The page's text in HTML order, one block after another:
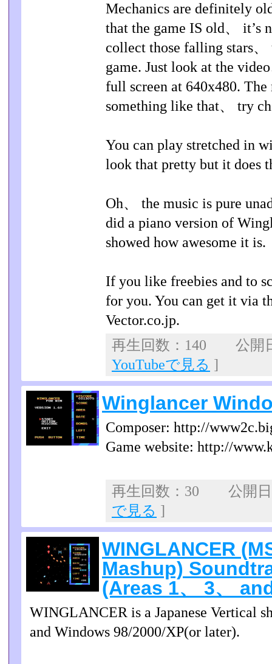
Mechanics are definitely
that the game IS old、 it’s
collect those falling stars
game. Just look at the
full screen at 640x480.
something like that、 try
You can play stretched in
look that pretty but it does
Oh、 the music is pure
did a piano version of
showed how awesome it is.
If you like freebies and to
for you. You can get it via
Vector.co.jp.
再生回数：140 公開
YouTubeで見る ]
Winglancer
Composer: http://
Game website: http://
再生回数：30 公開
で見る ]
WINGLANCER
Mashup)
(Areas 1、 3、
WINGLANCER is a Japanese Vertical
and Windows 98/2000/XP(or later).